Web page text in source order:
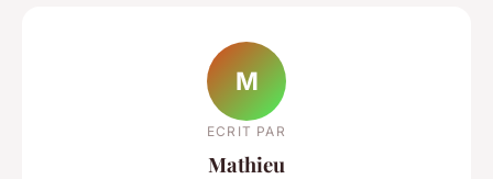
M
ECRIT PAR
Mathieu